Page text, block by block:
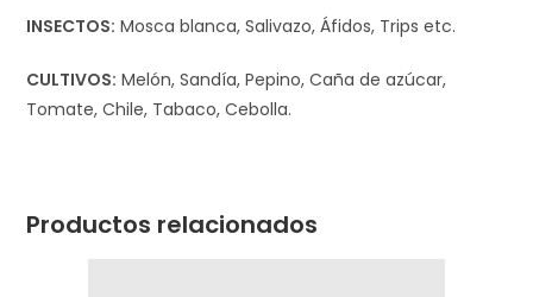
INSECTOS: Mosca blanca, Salivazo, Áfidos, Trips etc.
CULTIVOS: Melón, Sandía, Pepino, Caña de azúcar,
Tomate, Chile, Tabaco, Cebolla.
Productos relacionados